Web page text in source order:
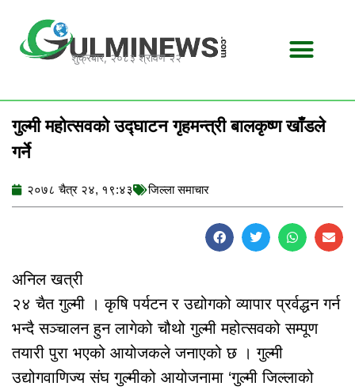
content
शुक्रबार, २०८३ श्रावण २२
गुल्मी महोत्सवको उद्घाटन गृहमन्त्री बालकृष्ण खाँडले
गर्ने
२०७८ चैत्र २४, १९:४३ जिल्ला समाचार
अनिल खत्री
२४ चैत गुल्मी । कृषि पर्यटन र उद्योगको व्यापार प्रर्वद्धन गर्न
भन्दै सञ्चालन हुन लागेको चौथो गुल्मी महोत्सवको सम्पूण
तयारी पुरा भएको आयोजकले जनाएको छ । गुल्मी
उद्योगवाणिज्य संघ गुल्मीको आयोजनामा ‘गुल्मी जिल्लाको